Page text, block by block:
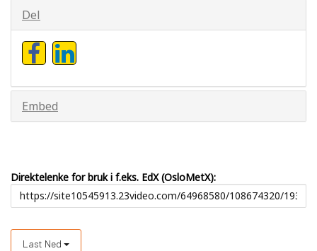
Del
Embed
Direktelenke for bruk i f.eks. EdX (OsloMetX):
Last Ned